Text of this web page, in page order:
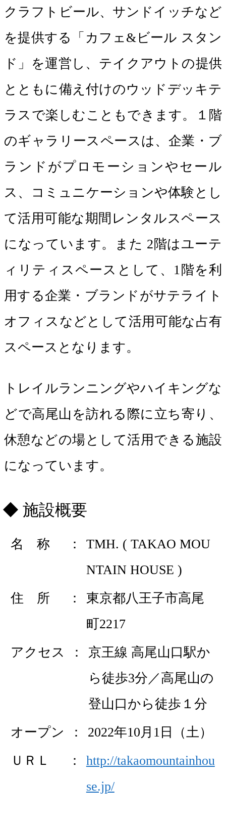
クラフトビール、サンドイッチなど
を提供する「カフェ&ビール スタン
ド」を運営し、テイクアウトの提供
とともに備え付けのウッドデッキテ
ラスで楽しむこともできます。１階
のギャラリースペースは、企業・ブ
ランドがプロモーションやセール
ス、コミュニケーションや体験とし
て活用可能な期間レンタルスペース
になっています。また 2階はユーテ
ィリティスペースとして、1階を利
用する企業・ブランドがサテライト
オフィスなどとして活用可能な占有
スペースとなります。
トレイルランニングやハイキングな
どで高尾山を訪れる際に立ち寄り、
休憩などの場として活用できる施設
になっています。
施設概要
名 称
TMH. ( TAKAO MOU
NTAIN HOUSE )
住 所
東京都八王子市高尾
町2217
アクセス
京王線 高尾山口駅か
ら徒歩3分／高尾山の
登山口から徒歩１分
オープン
2022年10月1日（土）
ＵＲＬ
http://takaomountainhou
se.jp/